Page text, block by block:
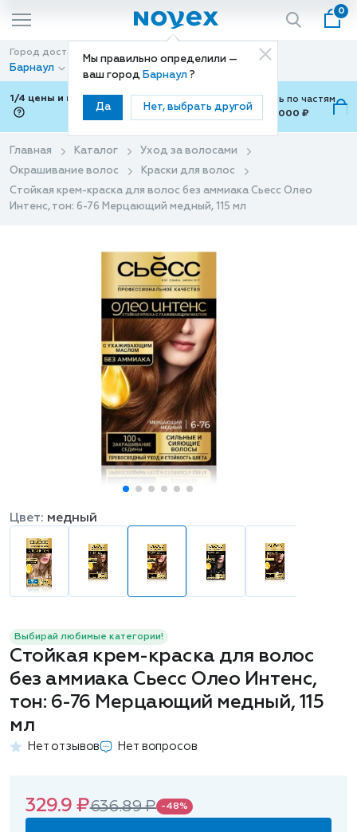
Мы правильно определили —
ваш город Барнаул ?
Да Нет, выбрать другой
0
Город доставки
Барнаул
Способ доставки
Доставка
1/4 цены и покупки ваши с Подели
Можно оплатить по частям
от 700 ₽ до 15,000 ₽
Главная Каталог
Уход за волосами
Окрашивание волос
Краски для волос
Стойкая крем-краска для волос без аммиака Сьесс Олео
Интенс, тон: 6-76 Мерцающий медный, 115 мл
Выбирай любимые категории!
Стойкая крем-краска для волос
без аммиака Сьесс Олео Интенс,
тон: 6-76 Мерцающий медный, 115
мл
Нет отзывов Нет вопросов
Цвет: медный
329.9 ₽636.89 ₽ -48%